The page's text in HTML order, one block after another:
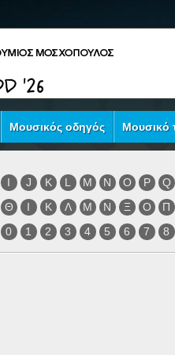
Μουσικός οδηγός Μουσικό
I J K L M N O P
Q
Θ Ι Κ Λ Μ Ν Ξ Ο
Π
0
1 2 3 4 5 6 7 8